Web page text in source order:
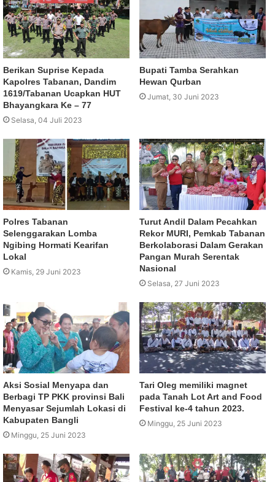
Berikan Suprise Kepada
Kapolres Tabanan, Dandim
1619/Tabanan Ucapkan HUT
Bhayangkara Ke – 77
Selasa, 04 Juli 2023
Bupati Tamba Serahkan
Hewan Qurban
Jumat, 30 Juni 2023
Polres Tabanan
Selenggarakan Lomba
Ngibing Hormati Kearifan
Lokal
Kamis, 29 Juni 2023
Turut Andil Dalam Pecahkan
Rekor MURI, Pemkab Tabanan
Berkolaborasi Dalam Gerakan
Pangan Murah Serentak
Nasional
Selasa, 27 Juni 2023
Aksi Sosial Menyapa dan
Berbagi TP PKK provinsi Bali
Menyasar Sejumlah Lokasi di
Kabupaten Bangli
Minggu, 25 Juni 2023
Tari Oleg memiliki magnet
pada Tanah Lot Art and Food
Festival ke-4 tahun 2023.
Minggu, 25 Juni 2023